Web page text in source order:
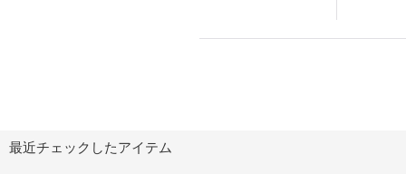
最近チェックしたアイテム